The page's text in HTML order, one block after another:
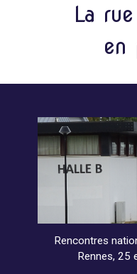
La
en
Rencontres
Rennes, 25